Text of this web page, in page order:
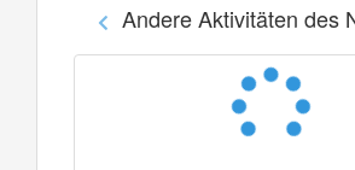
Andere Aktivitäten des